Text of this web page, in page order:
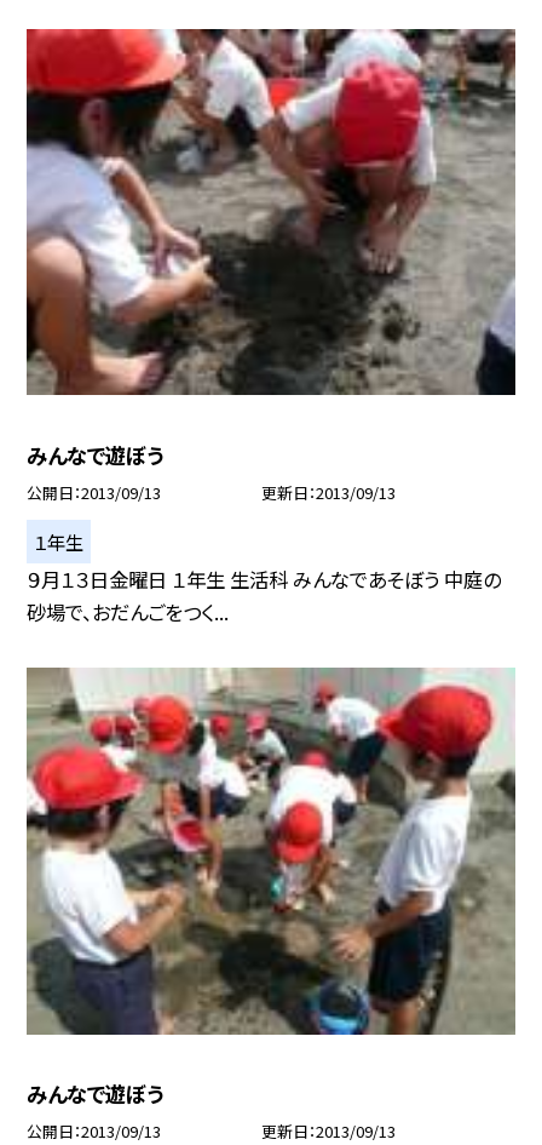
みんなで遊ぼう
公開日 2013/09/13 更新日 2013/09/13
１年生
９月１３日金曜日 １年生 生活科 みんなであそぼう 中庭の
砂場で、おだんごをつく...
みんなで遊ぼう
公開日 2013/09/13 更新日 2013/09/13